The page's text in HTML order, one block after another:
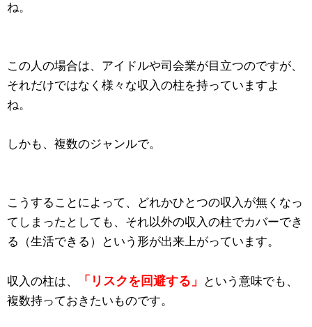
ね。
この人の場合は、アイドルや司会業が目立つのですが、
それだけではなく様々な収入の柱を持っていますよ
ね。
しかも、複数のジャンルで。
こうすることによって、どれかひとつの収入が無くなっ
てしまったとしても、それ以外の収入の柱でカバーでき
る（生活できる）という形が出来上がっています。
収入の柱は、 「リスクを回避する」
という意味でも、
複数持っておきたいものです。